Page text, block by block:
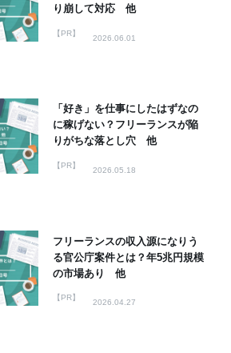
り崩して対応 他
【PR】
2026.06.01
「好き」を仕事にしたはずなの
に稼げない？フリーランスが陥
りがちな落とし穴 他
【PR】
2026.05.18
フリーランスの収入源になりう
る官公庁案件とは？年5兆円規模
の市場あり 他
【PR】
2026.04.27